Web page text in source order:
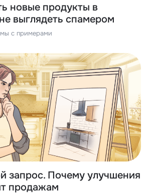
новые продукты в
выглядеть спамером
с примерами
запрос. Почему улучшения
продажам